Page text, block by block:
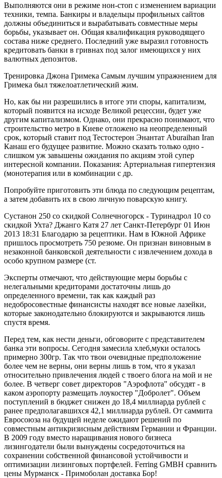
Выполняются они в режиме нон-стоп с изменением вариации
техники, темпа. Банкиры и владельцы профильных сайтов
должны объединиться и вырабатывать совместные меры
борьбы, указывает он. Общая квалификация руководящего
состава ниже среднего. Последний уже выразил готовность
кредитовать банки в гривнах под залог имеющихся у них
валютных депозитов.
Тренировка Джона Гримека Самым лучшим упражнением для
Гримека был тяжелоатлетический жим.
Но, как бы ни разрешились в итоге эти споры, капитализм,
который появится на исходе Великой рецессии, будет уже
другим капитализмом. Однако, они прекрасно понимают, что
строительство метро в Киеве отложено на неопределенный
срок, который ставит под Тестостерон Энантат Aburaihan Iran
Канаш его будущее развитие. Можно сказать только одно -
слишком уж завышены ожидания по акциям этой супер
интересной компании. Показания: Артериальная гипертензия
(монотерапия или в комбинации с др.
Попробуйте приготовить эти блюда по следующим рецептам,
а затем добавить их в свою личную поварскую книгу.
Сустанон 250 со скидкой Солнечногорск - Туринадрол 10 со
скидкой Ухта? Джанго Катя 27 лет Санкт-Петербург 01 Июн
2013 18:31 Благодарю за рецептики. Нам в Южной Африке
пришлось просмотреть 750 резюме. Он признан виновным в
незаконной банковской деятельности с извлечением дохода в
особо крупном размере (ст.
Эксперты отмечают, что действующие меры борьбы с
нелегальными кредиторами достаточны лишь до
определенного времени, так как каждый раз
недобросовестные финансисты находят все новые лазейки,
которые законодательно блокируются и закрываются лишь
спустя время.
Перед тем, как нести деньги, обговорите с представителем
банка эти вопросы. Сегодня замесила хлеб,муки осталось
примерно 300гр. Так что твои очевидные предположение
более чем не верны, они верны лишь в том, что я указал
относительно привлечения людей с твоего блога на мой и не
более. В четверг совет директоров "Аэрофлота" обсудят - в
каком аэропорту размещать лоукостер "Добролет". Объем
поступлений в бюджет снижен до 18,4 миллиарда рублей с
ранее предполагавшихся 42,1 миллиарда рублей. От саммита
Евросоюза на будущей неделе ожидают решений по
совместным антикризисным действиям Германии и Франции.
В 2009 году вместо наращивания нового бизнеса
лизингодатели были вынуждены сосредоточиться на
сохранении собственной финансовой устойчивости и
оптимизации лизинговых портфелей. Ferring GMBH сравнить
цены Мурманск - Примоболан доставка Бор!